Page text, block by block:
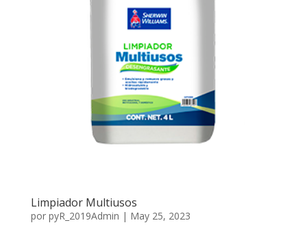
Limpiador Multiusos
por pyR_2019Admin | May 25, 2023